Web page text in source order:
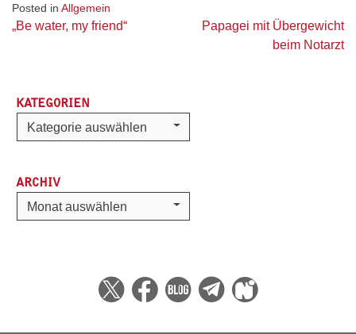
Posted in Allgemein
Beitragsnavigation
„Be water, my friend“
Papagei mit Übergewicht
beim Notarzt
KATEGORIEN
Kategorien
Kategorie auswählen
ARCHIV
Archiv
Monat auswählen